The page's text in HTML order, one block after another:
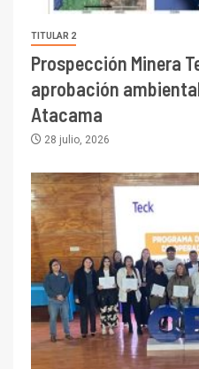
TITULAR 2
Prospección Minera
aprobación
Atacama
28 julio, 2026